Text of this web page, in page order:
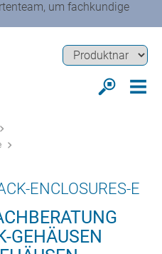
um fachkundige
ENCLOSURES-E
GEHÄUSEN